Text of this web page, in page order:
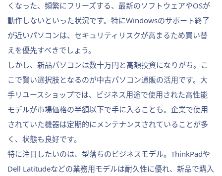
くなった、頻繁にフリーズする、最新のソフトウェアやOSが
動作しないといった状況です。特にWindowsのサポート終了
が近いパソコンは、セキュリティリスクが高まるため買い替
えを優先すべきでしょう。
しかし、新品パソコンは数十万円と高額投資になりがち。こ
こで賢い選択肢となるのが中古パソコン通販の活用です。大
手リユースショップでは、ビジネス用途で使用された高性能
モデルが市場価格の半額以下で手に入ることも。企業で使用
されていた機器は定期的にメンテナンスされていることが多
く、状態も良好です。
特に注目したいのは、型落ちのビジネスモデル。ThinkPadや
Dell Latitudeなどの業務用モデルは耐久性に優れ、新品で購入